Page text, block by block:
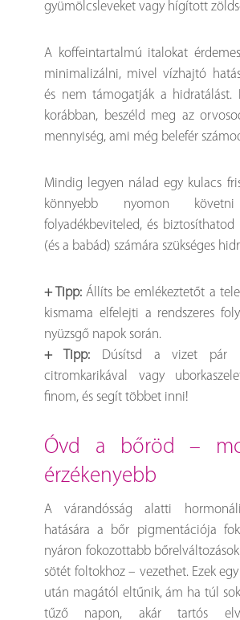
gyümölcsleveket vagy hígított
A koffeintartalmú italokat
minimalizálni, mivel vízhajtó
és nem támogatják a hidratálást.
korábban, beszéld meg az
mennyiség, ami még belefér
Mindig legyen nálad egy kulacs
könnyebb nyomon
folyadékbeviteled, és biztosíthatod
(és a babád) számára szükséges
+ Tipp: Állíts be emlékeztetőt a
kismama elfelejti a rendszeres
nyüzsgő napok során.
+ Tipp:Dúsítsd a vizet pár
citromkarikával vagy
finom, és segít többet inni!
óvd a bőröd – most még
érzékenyebb
A várandósság alatti
hatására a bőr pigmentációja
nyáron fokozottabb
sötét foltokhoz – vezethet. Ezek egy
után magától eltűnik, ám ha túl
tűző napon, akár tartós